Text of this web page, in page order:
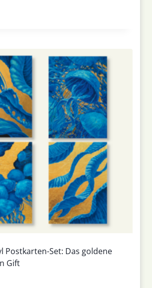
Postkarten-Set: Das goldene
Gift